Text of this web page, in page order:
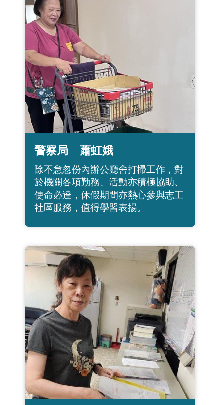
警察局 蕭虹娥
除不怠忽份內辦公廳舍打掃工作，對
於機關各項勤務、活動亦積極協助、
使命必達，休假期間亦熱心參與志工
社區服務，值得學習表揚。